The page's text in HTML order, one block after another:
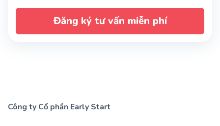
Đăng ký tư vấn miễn phí
Công ty Cổ phần Early Start